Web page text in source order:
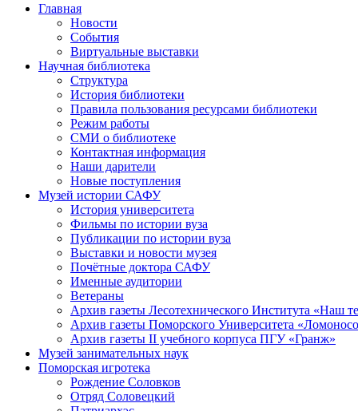
Главная
Новости
События
Виртуальные выставки
Научная библиотека
Структура
История библиотеки
Правила пользования ресурсами библиотеки
Режим работы
СМИ о библиотеке
Контактная информация
Наши дарители
Новые поступления
Музей истории САФУ
История университета
Фильмы по истории вуза
Публикации по истории вуза
Выставки и новости музея
Почётные доктора САФУ
Именные аудитории
Ветераны
Архив газеты Лесотехнического Института «Наш
Архив газеты Поморского Университета
Архив газеты II учебного корпуса ПГУ «Гранж»
Музей занимательных наук
Поморская игротека
Рождение Соловков
Отряд Соловецкий